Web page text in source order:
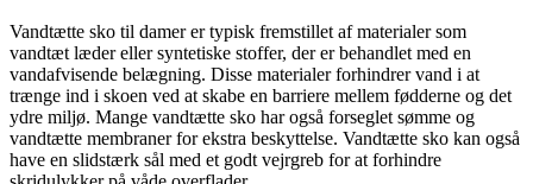
Vandtætte sko til damer er typisk fremstillet af materialer som
vandtæt læder eller syntetiske stoffer, der er behandlet med en
vandafvisende belægning. Disse materialer forhindrer vand i at
trænge ind i skoen ved at skabe en barriere mellem fødderne og det
ydre miljø. Mange vandtætte sko har også forseglet sømme og
vandtætte membraner for ekstra beskyttelse. Vandtætte sko kan også
have en slidstærk sål med et godt vejrgreb for at forhindre